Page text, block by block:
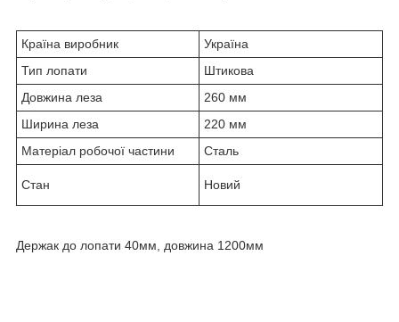
Країна виробник
Україна
Тип лопати
Штикова
Довжина леза
260 мм
Ширина леза
220 мм
Матеріал робочої частини
Сталь
Стан Новий
Держак до лопати 40мм, довжина 1200мм